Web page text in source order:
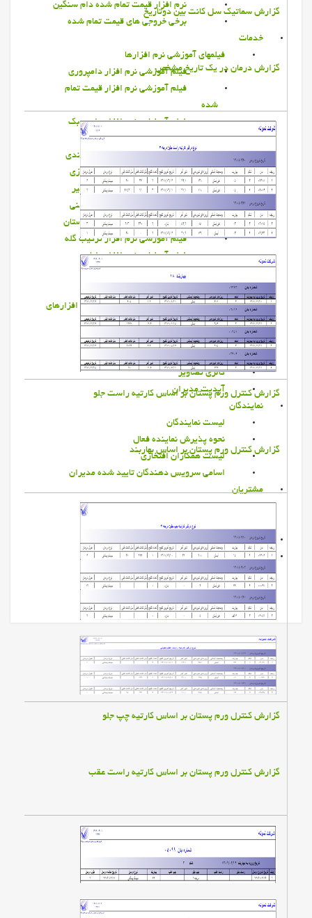
نرم افزار قيمت تمام شده دام سنگین
برخي خروجي هاي قيمت تمام شده
خدمات
فیلمهای آموزشی نرم افزارها
فيلم آموزشي نرم افزار دامپروری
فیلم آموزشی نرم افزار قیمت تمام
شده
فیلم آموزشی نرم افزار دام سبک
فیلم آموزشی نرم افزار تغذیه
فیلم آموزشی نرم افزار پرواربندي
فیلم آموزشی نرم افزار كشاورزي
فیلم آموزشی نرم افزار گزاشگیر
فیلم آموزشی نرم افزار سم چيني
فیلم آموزشی نرم افزار ورم پستان
فیلم آموزشی نرم افزار تركيب گله
فیلم آموزشی نرم افزار رایان
خدمات مديران
دانلود فایلهای آموزشی و اطلاع رسانی نرم افزارهای
مدیران
مقالات کشاورزی، دامپروری وطیور
گالری تصاویر
آپدیت مدیران
نمايندگان
ليست نمايندگان
نحوه پذيرش نماينده فعال
ليست همكاران افتخاري
اسامی سرویس دهندگان تایید شده مدیران
مشتريان
نمودار ميزان رضايت مشتري
مراحل و نحوه سفارش نرم افزارها
ارتباط با ما
تماس با ما
فرم همکاری با مدیران
فرم تقاضای دوره آموزشی مدیران
گزارش سماتيك سل كانت بين دوتاريخ
گزارش درمان در يك تاريخ مشخص
گزارش كنترل ورم پستان بر اساس كارتيه راست جلو
گزارش كنترل ورم پستان بر اساس بهاربند
گزارش كنترل ورم پستان بر اساس كارتيه چپ جلو
گزارش كنترل ورم پستان بر اساس كارتيه راست عقب